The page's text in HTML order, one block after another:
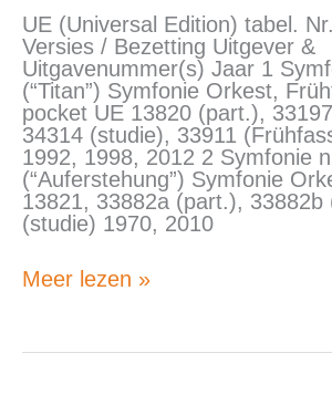
UE (Universal Edition) tabel.
Versies / Bezetting Uitgever &
Uitgavenummer(s) Jaar 1
(“Titan”) Symfonie Orkest,
pocket UE 13820 (part.),
34314 (studie), 33911
1992, 1998, 2012 2 Symfonie
(“Auferstehung”) Symfonie
13821, 33882a (part.), 33882b
(studie) 1970, 2010
Mahler
–
Editieoverzicht
Meer lezen »